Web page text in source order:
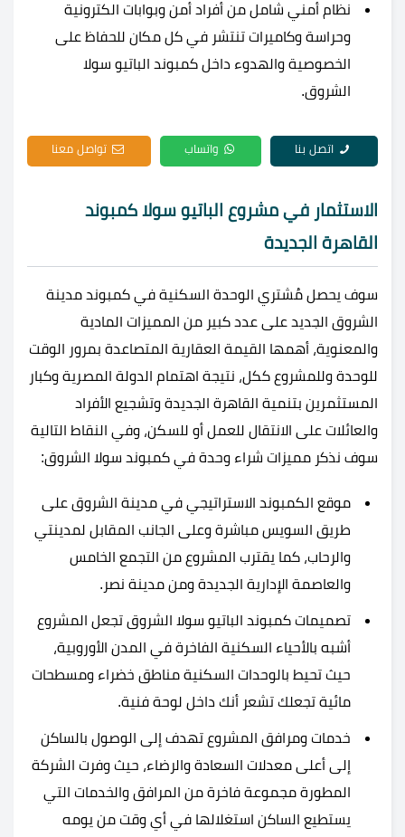
نظام أمني شامل من أفراد أمن وبوابات الكترونية
وحراسة وكاميرات تنتشر في كل مكان للحفاظ على
الخصوصية والهدوء داخل كمبوند الباتيو سولا
الشروق.
اتصل بنا واتساب تواصل معنا
الاستثمار في مشروع الباتيو سولا كمبوند
القاهرة الجديدة
سوف يحصل مُشتري الوحدة السكنية في كمبوند مدينة
الشروق الجديد على عدد كبير من المميزات المادية
والمعنوية، أهمها القيمة العقارية المتصاعدة بمرور الوقت
للوحدة وللمشروع ككل، نتيجة اهتمام الدولة المصرية وكبار
المستثمرين بتنمية القاهرة الجديدة وتشجيع الأفراد
والعائلات على الانتقال للعمل أو للسكن، وفي النقاط التالية
سوف نذكر مميزات شراء وحدة في كمبوند سولا الشروق:
موقع الكمبوند الاستراتيجي في مدينة الشروق على
طريق السويس مباشرة وعلى الجانب المقابل لمدينتي
والرحاب، كما يقترب المشروع من التجمع الخامس
والعاصمة الإدارية الجديدة ومن مدينة نصر.
تصميمات كمبوند الباتيو سولا الشروق تجعل المشروع
أشبه بالأحياء السكنية الفاخرة في المدن الأوروبية،
حيث تحيط بالوحدات السكنية مناطق خضراء ومسطحات
مائية تجعلك تشعر أنك داخل لوحة فنية.
خدمات ومرافق المشروع تهدف إلى الوصول بالساكن
إلى أعلى معدلات السعادة والرضاء، حيث وفرت الشركة
المطورة مجموعة فاخرة من المرافق والخدمات التي
يستطيع الساكن استغلالها في أي وقت من يومه